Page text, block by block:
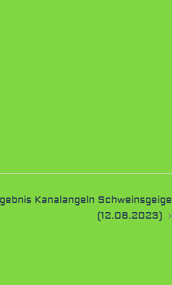
Kanalangeln Schweinsgeige
(12.08.2023)